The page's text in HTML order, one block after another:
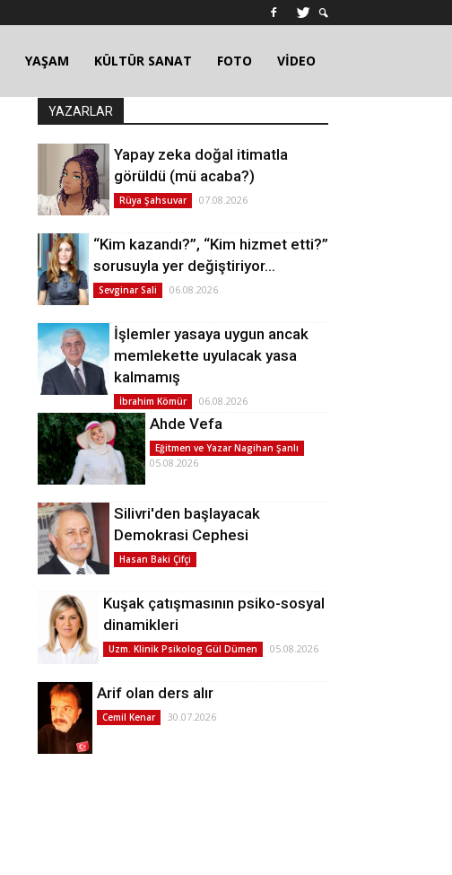
YAŞAM KÜLTÜR SANAT FOTO VİDEO
YAZARLAR
Yapay zeka doğal itimatla
görüldü (mü acaba?)
Rüya Şahsuvar 07.08.2026
“Kim kazandı?”, “Kim hizmet etti?”
sorusuyla yer değiştiriyor…
Sevginar Sali 06.08.2026
İşlemler yasaya uygun ancak
memlekette uyulacak yasa
kalmamış
İbrahim Kömür 06.08.2026
Ahde Vefa
Eğitmen ve Yazar Nagihan Şanlı
05.08.2026
Silivri'den başlayacak
Demokrasi Cephesi
Hasan Baki Çifçi
Kuşak çatışmasının psiko-sosyal
dinamikleri
Uzm. Klinik Psikolog Gül Dümen 05.08.2026
Arif olan ders alır
Cemil Kenar 30.07.2026